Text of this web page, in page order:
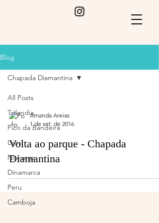
Blog
All Posts
Tailandia
Pico da Bandeira
Laos
Noruega
Dinamarca
Peru
Camboja
Chapada Diamantina
Amanda Areias
1 de set. de 2016
Volta ao parque - Chapada
Diamantina